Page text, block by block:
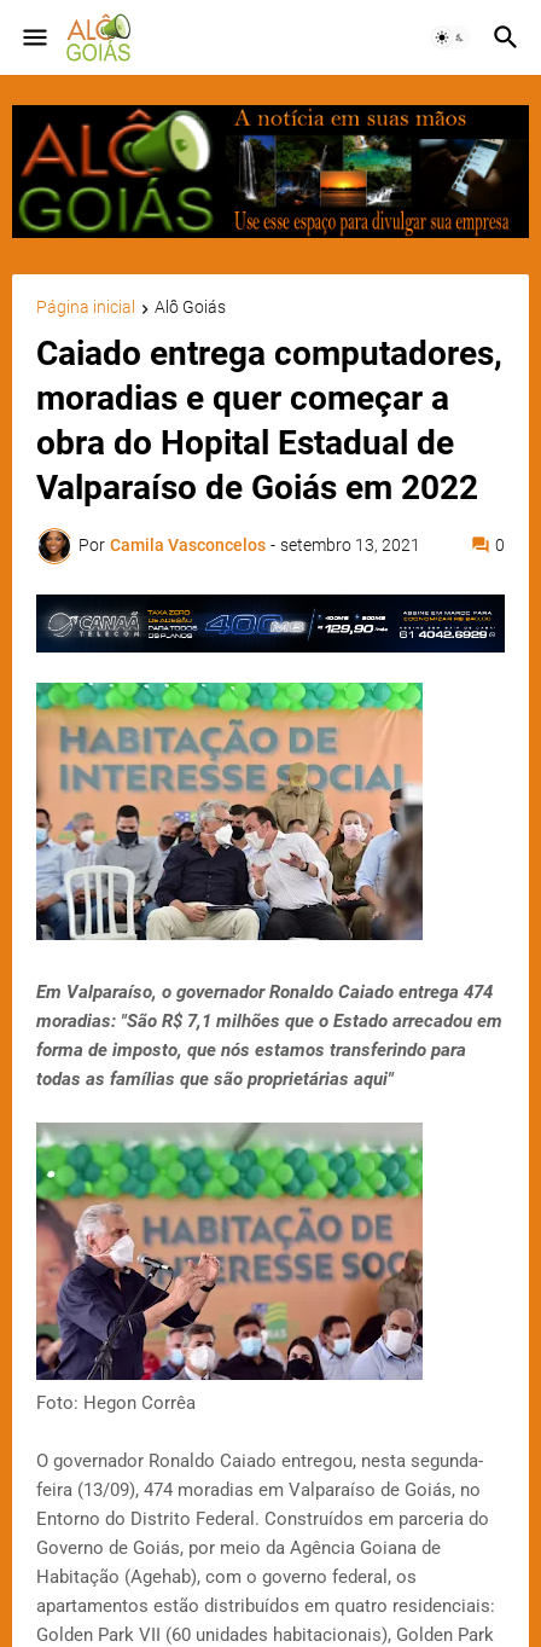
Página inicial Alô Goiás
Caiado entrega computadores,
moradias e quer começar a
obra do Hopital Estadual de
Valparaíso de Goiás em 2022
Por Camila Vasconcelos - setembro 13, 2021 0
Em Valparaíso, o governador Ronaldo Caiado entrega 474
moradias: "São R$ 7,1 milhões que o Estado arrecadou em
forma de imposto, que nós estamos transferindo para
todas as famílias que são proprietárias aqui"
Foto: Hegon Corrêa
O governador Ronaldo Caiado entregou, nesta segunda-
feira (13/09), 474 moradias em Valparaíso de Goiás, no
Entorno do Distrito Federal. Construídos em parceria do
Governo de Goiás, por meio da Agência Goiana de
Habitação (Agehab), com o governo federal, os
apartamentos estão distribuídos em quatro residenciais:
Golden Park VII (60 unidades habitacionais), Golden Park